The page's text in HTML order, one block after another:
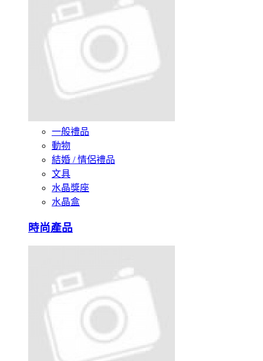
一般禮品
動物
結婚 / 情侶禮品
文具
水晶獎座
水晶盒
時尚產品